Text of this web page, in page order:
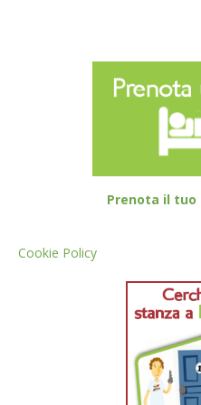
Prenota il tuo
Cookie Policy